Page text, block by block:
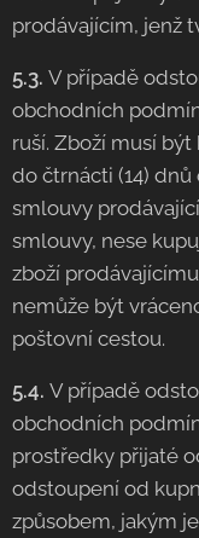
prodávajícím, jenž
5.3. V případě
obchodních
ruší. Zboží musí
do čtrnácti (14)
smlouvy
smlouvy, nese
zboží
nemůže být
poštovní cestou.
5.4. V případě
obchodních
prostředky přijaté
odstoupení od
způsobem, jakým